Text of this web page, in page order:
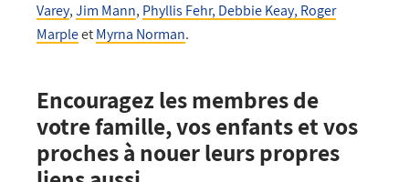
Varey,Jim Mann, Phyllis Fehr, Debbie Keay, Roger
MarpleetMyrna Norman.
Encouragez les membres de
votre famille, vos enfants et vos
proches à nouer leurs propres